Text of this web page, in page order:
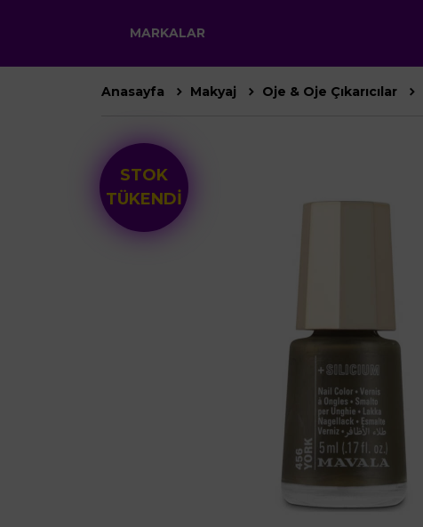
MARKALAR
Anasayfa Makyaj Oje & Oje Çıkarıcılar
STOK
TÜKENDİ